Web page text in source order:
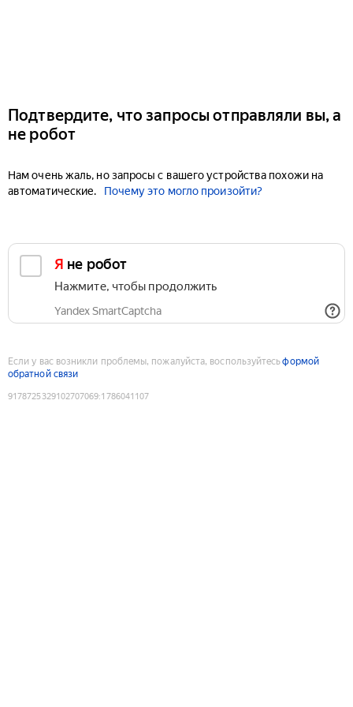
Подтвердите, что запросы отправляли вы, а
не робот
Нам очень жаль, но запросы с вашего устройства похожи на
автоматические.
Почему это могло произойти?
Я не робот
Нажмите, чтобы продолжить
Yandex SmartCaptcha
Если у вас возникли проблемы, пожалуйста, воспользуйтесьформой
обратной связи
9178725329102707069:1786041107